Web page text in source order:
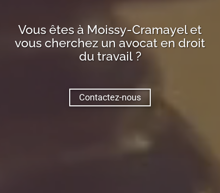
Vous êtes à Moissy-Cramayelet
vous cherchez un avocat en droit
du travail ?
Contactez-nous